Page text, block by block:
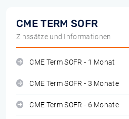
CME TERM SOFR
Zinssätze und Informationen
CME Term SOFR - 1 Monat
CME Term SOFR - 3 Monate
CME Term SOFR - 6 Monate